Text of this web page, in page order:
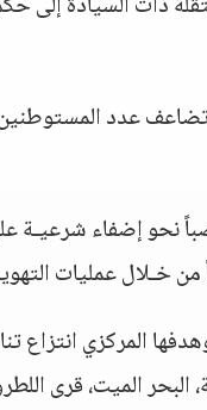
عملية أوسلو، ونتيجتها بعد 15
نحو إضفاء
خـلال عمليات
المركزي
الميت، قرى